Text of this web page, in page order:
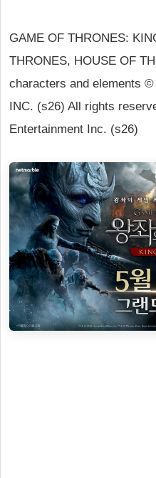
GAME OF THRONES:
THRONES, HOUSE OF
characters and elements
INC. (s26) All rights
Entertainment Inc. (s26)